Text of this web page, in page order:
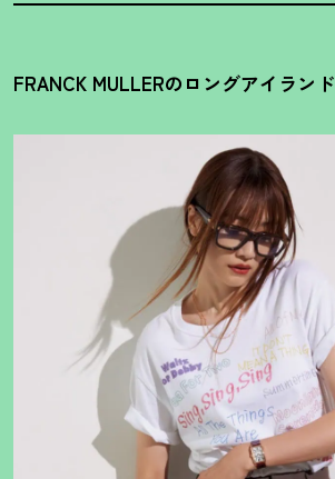
FRANCK MULLERのロングアイランド